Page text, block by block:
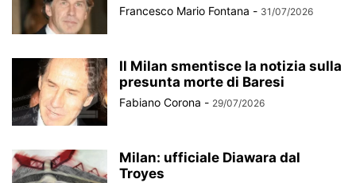
Francesco Mario Fontana - 31/07/2026
Il Milan smentisce la notizia sulla
presunta morte di Baresi
Fabiano Corona - 29/07/2026
Milan: ufficiale Diawara dal
Troyes